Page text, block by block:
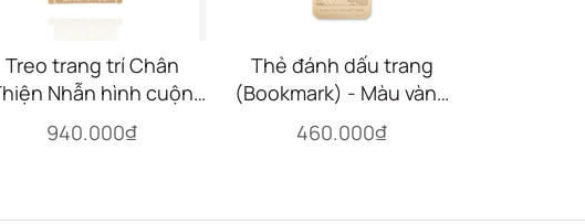
Treo trang trí Chân
Nhẫn hình cuộn
(Zhen Shan Ren)
940.000₫
Thẻ đánh dấu trang
(Bookmark) - Màu vàng
(Zhen Shan Ren)
460.000₫